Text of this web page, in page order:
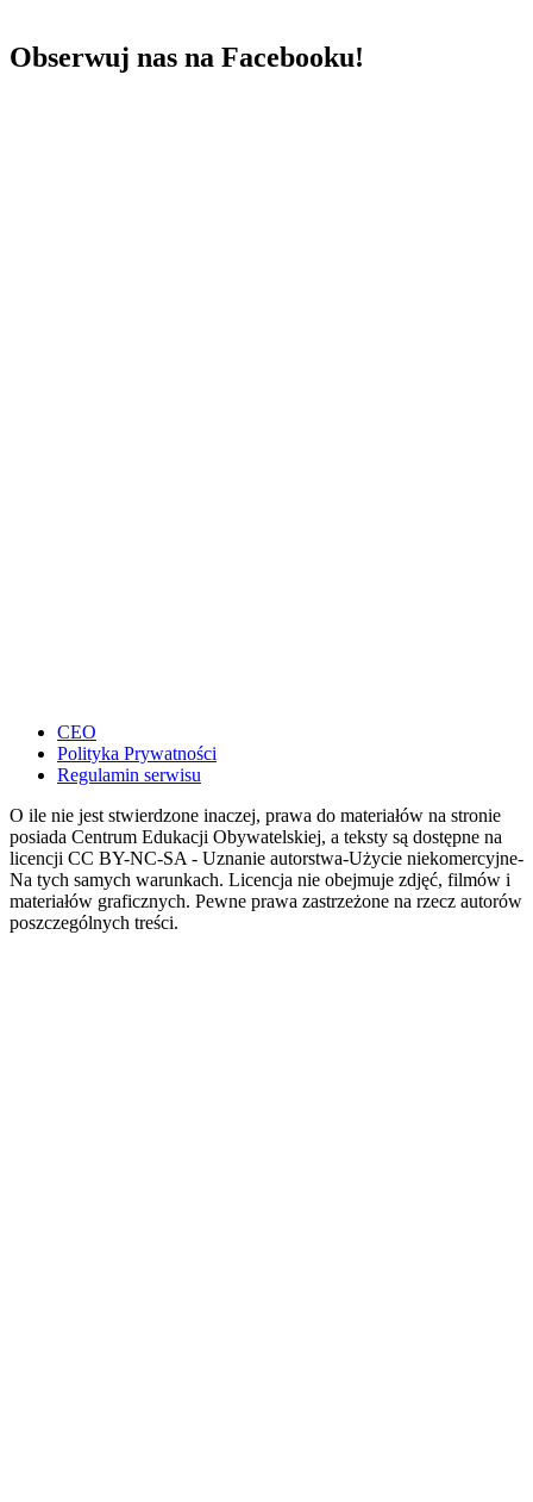
Obserwuj nas na Facebooku!
CEO
Polityka Prywatności
Regulamin serwisu
O ile nie jest stwierdzone inaczej, prawa do materiałów na stronie
posiada Centrum Edukacji Obywatelskiej, a teksty są dostępne na
licencji CC BY-NC-SA - Uznanie autorstwa-Użycie niekomercyjne-
Na tych samych warunkach. Licencja nie obejmuje zdjęć, filmów i
materiałów graficznych. Pewne prawa zastrzeżone na rzecz autorów
poszczególnych treści.